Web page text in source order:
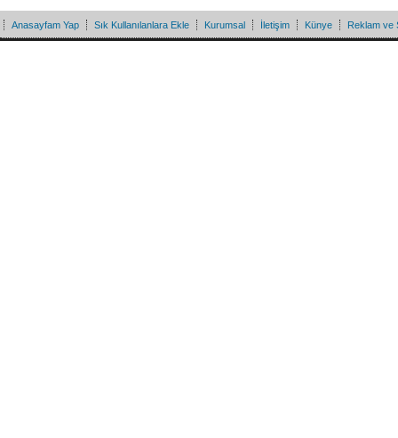
Anasayfam Yap Sık Kullanılanlara Ekle Kurumsal İletişim Künye Reklam ve